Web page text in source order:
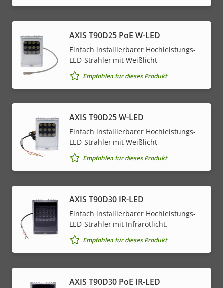
AXIS T90D25 PoE W-LED
Einfach installierbarer Hochleistungs-
LED-Strahler mit Weißlicht
Empfohlen für dieses Produkt
AXIS T90D25 W-LED
Einfach installierbarer Hochleistungs-
LED-Strahler mit Weißlicht
Empfohlen für dieses Produkt
AXIS T90D30 IR-LED
Einfach installierbarer Hochleistungs-
LED-Strahler mit Infrarotlicht.
Empfohlen für dieses Produkt
AXIS T90D30 PoE IR-LED